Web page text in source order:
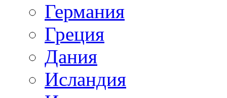
Германия
Греция
Дания
Исландия